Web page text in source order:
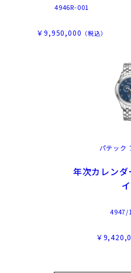
4946R-001
￥9,950,000 （税込）
パテック
年次カレンダ
4947/
￥